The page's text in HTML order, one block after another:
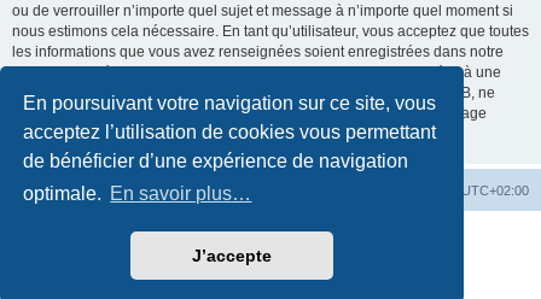
En poursuivant votre navigation sur ce site, vous
acceptez l’utilisation de cookies vous permettant
de bénéficier d’une expérience de navigation
optimale. En savoir plus…
J’accepte
ou de verrouiller n’importe quel sujet et message à n’importe quel moment si
nous estimons cela nécessaire. En tant qu’utilisateur, vous acceptez que toutes
les informations que vous avez renseignées soient enregistrées dans notre
base de données. Bien que ces informations ne seront pas diffusées à une
tierce partie sans votre consentement, ni « Fatbike-France », ni phpBB, ne
pourront être tenus comme responsables en cas de tentative de piratage
informatique visant à compromettre vos données.
Accueil Accueil du forum UTC+02:00
Développé parphpBB® Forum Software © phpBB Limited
Traduction française officielle
Fatbike France